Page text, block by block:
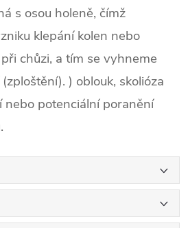
s osou holeně, čímž
klepání kolen nebo
chůzi, a tím se vyhneme
) oblouk, skolióza
nebo potenciální poranění